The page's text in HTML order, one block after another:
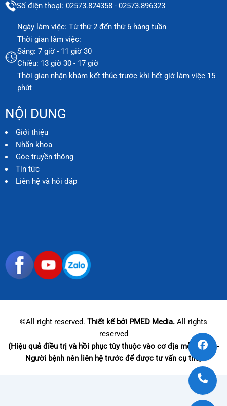
Số điện thoại: 02573.824358 - 02573.896323
Ngày làm việc: Từ thứ 2 đến thứ 6 hàng tuần
Thời gian làm việc:
Sáng: 7 giờ - 11 giờ 30
Chiều: 13 giờ 30 - 17 giờ
Thời gian nhận khám kết thúc trước khi hết giờ làm việc 15
phút
NỘI DUNG
Giới thiệu
Nhãn khoa
Góc truyền thông
Tin tức
Liên hệ và hỏi đáp
©All right reserved. Thiết kế bởi PMED Media. All rights
reserved
(Hiệu quả điều trị và hồi phục tùy thuộc vào cơ địa mỗi người -
Người bệnh nên liên hệ trước để được tư vấn cụ thể)